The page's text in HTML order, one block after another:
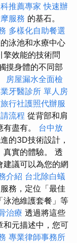
推薦專家 快速辦
服務 的基石。
多樣化自助餐選
泳池和水療中心
擎效能的技術問
摸身體的不同部
房屋漏水全面檢
牙醫診所 單人房
旅行社護照代辦服
流程 從背部和肩
盡有。 台中放
的3D技術設計，
真實的體驗。 透
建議可以為您的網
介紹 台北除白蟻
務，定位「最佳
泳池維護套餐」等
治療 透過將這些
和元描述中，您可
專業律師事務所